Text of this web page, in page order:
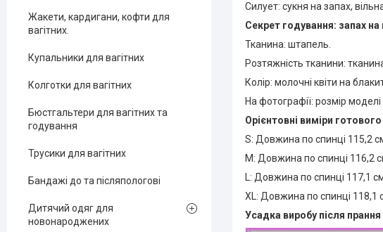
Силует: сукня на запах,
Секрет годування: запах на
Тканина: штапель.
Розтяжність тканини:
Колір: молочні квіти на
На фотографії: розмір
Орієнтовні виміри
S: Довжина по спинці 115,2
M: Довжина по спинці 116,2
L: Довжина по спинці 117,1
XL: Довжина по спинці 118,1
Усадка виробу після
Жакети, кардигани, кофти для
вагітних.
Купальники для вагітних
Колготки для вагітних
Бюстгальтери для вагітних та
годування
Трусики для вагітних
Бандажі до та післяпологові
Дитячий одяг для
новонароджених